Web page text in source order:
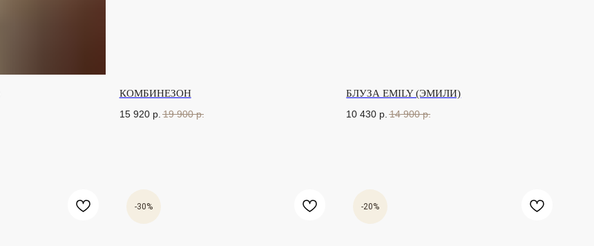
КОМБИНЕЗОН
15 920 р. 19 900 р.
БЛУЗА EMILY (ЭМИЛИ)
10 430 р. 14 900 р.
-30% -20%